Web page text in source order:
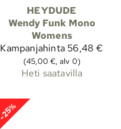
HEYDUDE
Wendy Funk Mono
Womens
Kampanjahinta56,48 €
(45,00 €, alv 0)
Heti saatavilla
-25%